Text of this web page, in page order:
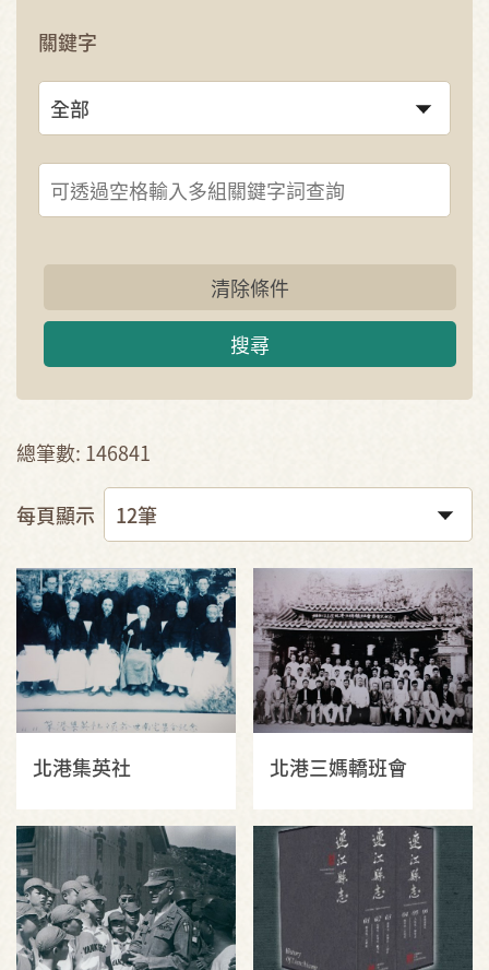
關鍵字
清除條件
搜尋
總筆數: 146841
每頁顯示
北港集英社 北港三媽轎班會